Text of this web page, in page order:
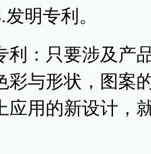
明专利。
利：只要涉及产
彩与形状，图案
应用的新设计，